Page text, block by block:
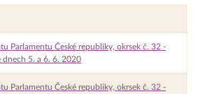
Parlamentu České republiky, okrsek č. 32 -
dnech 5. a 6. 6. 2020
Parlamentu České republiky, okrsek č. 32 -